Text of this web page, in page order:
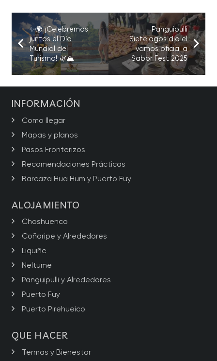
✨🌍 ¡Celebremos
juntos el Día
Mundial del
Turismo! 🌿🏔️
Panguipulli
Sietelagos dio el
vamos oficial a
Sabor Fest 2025
INFORMACIÓN
Como llegar
Mapas y planos
Pasos Fronterizos
Recomendaciones Prácticas
Barcaza Hua Hum y Puerto Fuy
ALOJAMIENTO
Choshuenco
Coñaripe y Alrededores
Liquiñe
Neltume
Panguipulli y Alrededores
Puerto Fuy
Puerto Pirehueico
QUE HACER
Termas y Bienestar